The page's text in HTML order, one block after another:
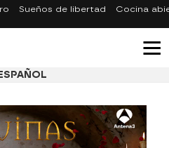
Sueños de libertad Cocina